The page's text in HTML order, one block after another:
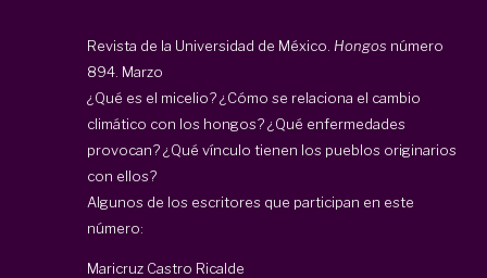
Revista de la Universidad de México. Hongos número
894. Marzo
¿Qué es el micelio? ¿Cómo se relaciona el cambio
climático con los hongos? ¿Qué enfermedades
provocan? ¿Qué vínculo tienen los pueblos originarios
con ellos?
Algunos de los escritores que participan en este
número:
Maricruz Castro Ricalde